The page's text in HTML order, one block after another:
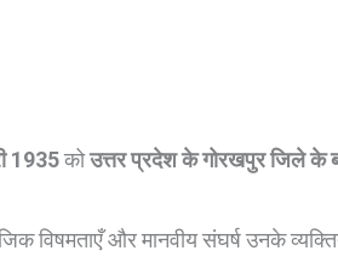
1935कोउत्तर प्रदेश के गोरखपुर जिले के
विषमताएँ और मानवीय संघर्ष उनके